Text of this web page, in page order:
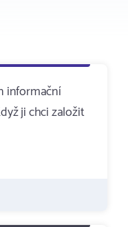
informační
ji chci založit